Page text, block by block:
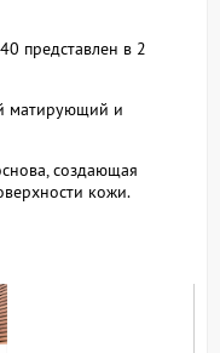
представлен в 2
матирующий и
создающая
кожи.